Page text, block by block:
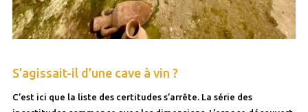
S’agissait-il d’une cave à vin ?
C’est ici que la liste des certitudes s’arrête. La série des